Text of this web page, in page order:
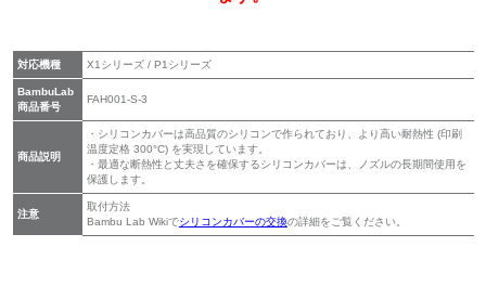
対応機種 X1シリーズ / P1シリーズ
BambuLab
商品番号
FAH001-S-3
商品説明
・シリコンカバーは高品質のシリコンで作られており、より高い耐熱性 (印刷
温度定格 300°C) を実現しています。
・最適な断熱性と丈夫さを確保するシリコンカバーは、ノズルの長期間使用を
保護します。
注意
取付方法
Bambu Lab Wikiでシリコンカバーの交換の詳細をご覧ください。